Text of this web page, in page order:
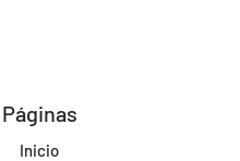
Páginas
Inicio